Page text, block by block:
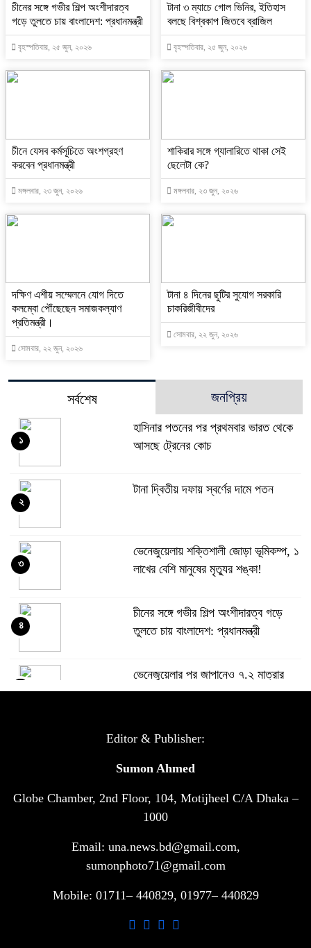
চীনের সঙ্গে গভীর শিল্প অংশীদারত্ব
গড়ে তুলতে চায় বাংলাদেশ: প্রধানমন্ত্রী
বৃহস্পতিবার, ২৫ জুন, ২০২৬
টানা ৩ ম্যাচে গোল ভিনির, ইতিহাস
বলছে বিশ্বকাপ জিতবে ব্রাজিল
বৃহস্পতিবার, ২৫ জুন, ২০২৬
চীনে যেসব কর্মসূচিতে অংশগ্রহণ
করবেন প্রধানমন্ত্রী
মঙ্গলবার, ২৩ জুন, ২০২৬
শাকিরার সঙ্গে গ্যালারিতে থাকা সেই
ছেলেটা কে?
মঙ্গলবার, ২৩ জুন, ২০২৬
দক্ষিণ এশীয় সম্মেলনে যোগ দিতে
কলম্বো পৌঁছেছেন সমাজকল্যাণ
প্রতিমন্ত্রী।
সোমবার, ২২ জুন, ২০২৬
টানা ৪ দিনের ছুটির সুযোগ সরকারি
চাকরিজীবীদের
সোমবার, ২২ জুন, ২০২৬
সর্বশেষ জনপ্রিয়
হাসিনার পতনের পর প্রথমবার ভারত থেকে
আসছে ট্রেনের কোচ
১
টানা দ্বিতীয় দফায় স্বর্ণের দামে পতন
২
ভেনেজুয়েলায় শক্তিশালী জোড়া ভূমিকম্প, ১
লাখের বেশি মানুষের মৃত্যুর শঙ্কা!
৩
চীনের সঙ্গে গভীর শিল্প অংশীদারত্ব গড়ে
তুলতে চায় বাংলাদেশ: প্রধানমন্ত্রী
৪
ভেনেজুয়েলার পর জাপানেও ৭.২ মাত্রার
শক্তিশালী ভূমিকম্প
টানা ৩ ম্যাচে গোল ভিনির, ইতিহাস বলছে
সরকারি ৩শ কেজি বই বিক্রির অভিযোগ
মাদ্রাসা সুপারের বিরুদ্ধে
গাড়ি বিক্রির পর মালিকানা পরিবর্তনে কঠোর
আ.লীগ ও বিএনপির বিরুদ্ধে সমানভাবে
Editor & Publisher:
Sumon Ahmed
Globe Chamber, 2nd Floor, 104, Motijheel C/A Dhaka –
1000
Email: una.news.bd@gmail.com,
sumonphoto71@gmail.com
Mobile: 01711– 440829, 01977– 440829